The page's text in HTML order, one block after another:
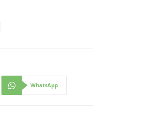
WhatsApp